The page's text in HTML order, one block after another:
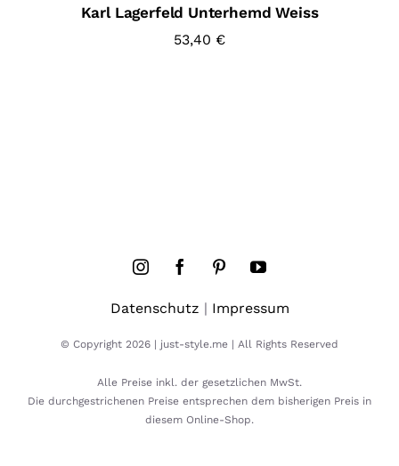
Karl Lagerfeld Unterhemd Weiss
53,40 €
Datenschutz | Impressum
© Copyright 2026 | just-style.me | All Rights Reserved
Alle Preise inkl. der gesetzlichen MwSt.
Die durchgestrichenen Preise entsprechen dem bisherigen Preis in
diesem Online-Shop.